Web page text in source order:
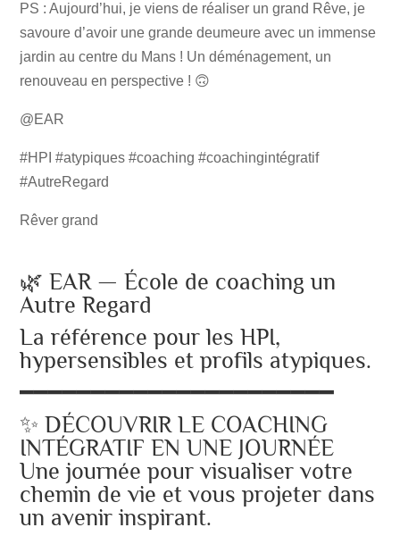
PS : Aujourd’hui, je viens de réaliser un grand Rêve, je
savoure d’avoir une grande deumeure avec un immense
jardin au centre du Mans ! Un déménagement, un
renouveau en perspective ! 🙃
@EAR
#HPI #atypiques #coaching #coachingintégratif
#AutreRegard
Rêver grand
🌿 EAR — École de coaching un
Autre Regard
La référence pour les HPI,
hypersensibles et profils atypiques.
━━━━━━━━━━━━━━━━━━━━━━
✨ DÉCOUVRIR LE COACHING
INTÉGRATIF EN UNE JOURNÉE
Une journée pour visualiser votre
chemin de vie et vous projeter dans
un avenir inspirant.